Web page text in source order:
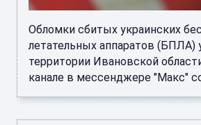
Обломки сбитых украинских
летательных аппаратов (БПЛА)
территории Ивановской
канале в мессенджере "Макс"